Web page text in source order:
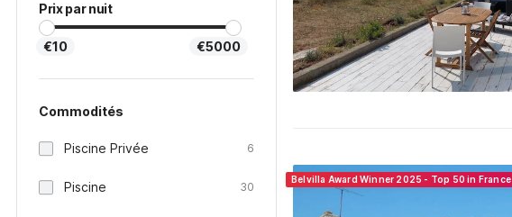
Prix par nuit
€10 €5000
Commodités
Piscine Privée 6
Piscine 30
Belvilla Award Winner 2025 - Top 50 in France